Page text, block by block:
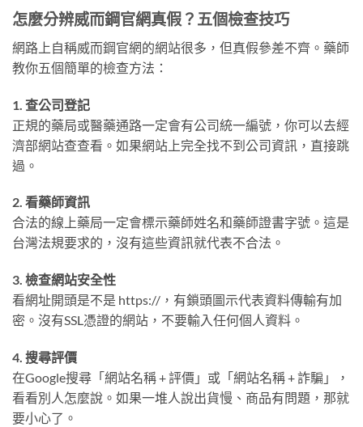
怎麼分辨威而鋼官網真假？五個檢查技巧
網路上自稱威而鋼官網的網站很多，但真假參差不齊。藥師
教你五個簡單的檢查方法：
1. 查公司登記
正規的藥局或醫藥通路一定會有公司統一編號，你可以去經
濟部網站查查看。如果網站上完全找不到公司資訊，直接跳
過。
2. 看藥師資訊
合法的線上藥局一定會標示藥師姓名和藥師證書字號。這是
台灣法規要求的，沒有這些資訊就代表不合法。
3. 檢查網站安全性
看網址開頭是不是 https://，有鎖頭圖示代表資料傳輸有加
密。沒有SSL憑證的網站，不要輸入任何個人資料。
4. 搜尋評價
在Google搜尋「網站名稱 + 評價」或「網站名稱 + 詐騙」，
看看別人怎麼說。如果一堆人說出貨慢、商品有問題，那就
要小心了。